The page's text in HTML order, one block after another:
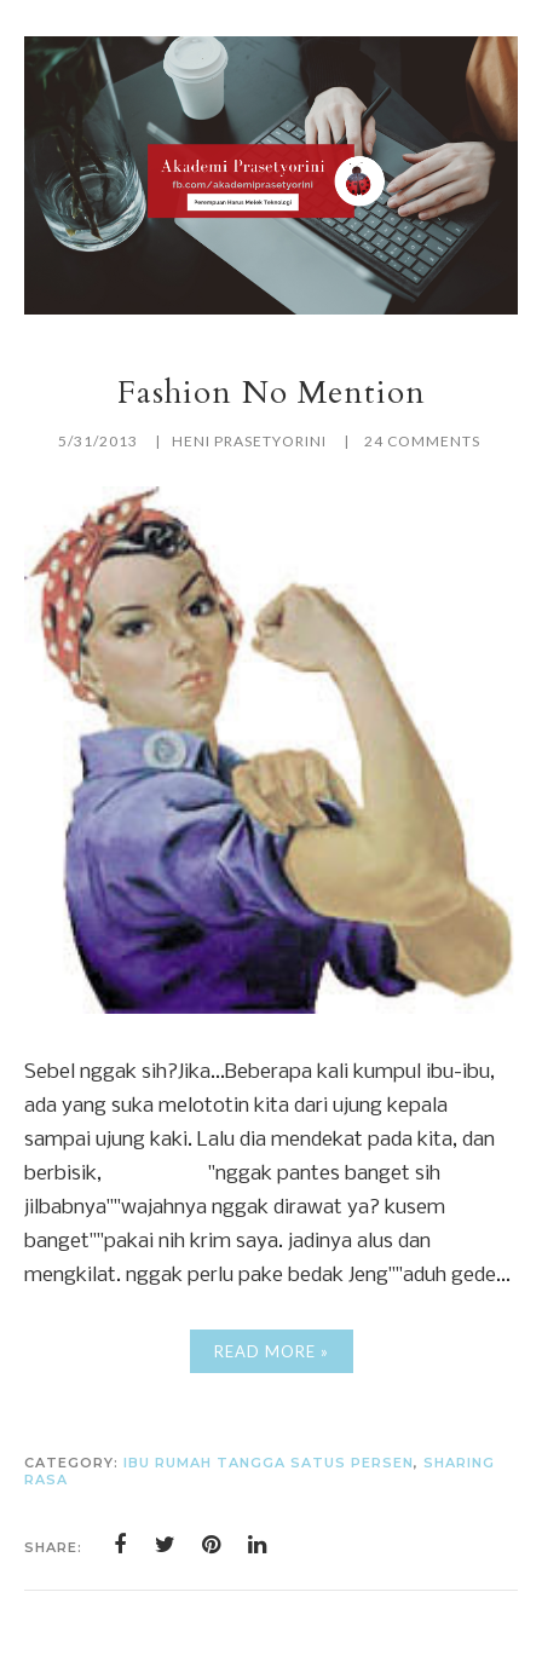
Fashion No Mention
5/31/2013 HENI PRASETYORINI 24 COMMENTS
Sebel nggak sih?Jika...Beberapa kali kumpul ibu-ibu,
ada yang suka melototin kita dari ujung kepala
sampai ujung kaki. Lalu dia mendekat pada kita, dan
berbisik, "nggak pantes banget sih
jilbabnya""wajahnya nggak dirawat ya? kusem
banget""pakai nih krim saya. jadinya alus dan
mengkilat. nggak perlu pake bedak Jeng""aduh gede...
READ MORE »
CATEGORY: IBU RUMAH TANGGA SATUS PERSEN, SHARING
RASA
SHARE: